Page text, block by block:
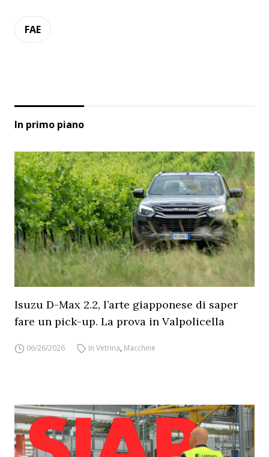
FAE
In primo piano
Isuzu D-Max 2.2, l’arte giapponese di saper
fare un pick-up. La prova in Valpolicella
06/26/2026 In Vetrina, Macchine